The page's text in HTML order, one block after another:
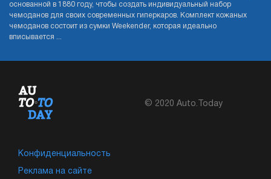
основанной в 1880 году, чтобы создать индивидуальный набор
чемоданов для своих современных гиперкаров. Комплект кожаных
чемоданов состоит из сумки Weekender, которая идеально
вписывается ...
© 2020 Auto.Today
Конфиденциальность
Реклама на сайте